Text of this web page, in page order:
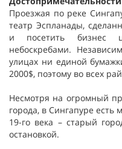
Проезжая по реке
театр Эспланады,
и посетить бизнес
небоскребами.
улицах ни единой
2000$, поэтому во всех
Несмотря на огромный
города, в Сингапуре есть
19-го века – старый
остановкой.